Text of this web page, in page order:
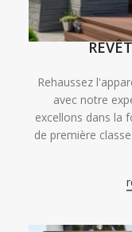
Rehaussez
avec notre
excellons dans la
de première